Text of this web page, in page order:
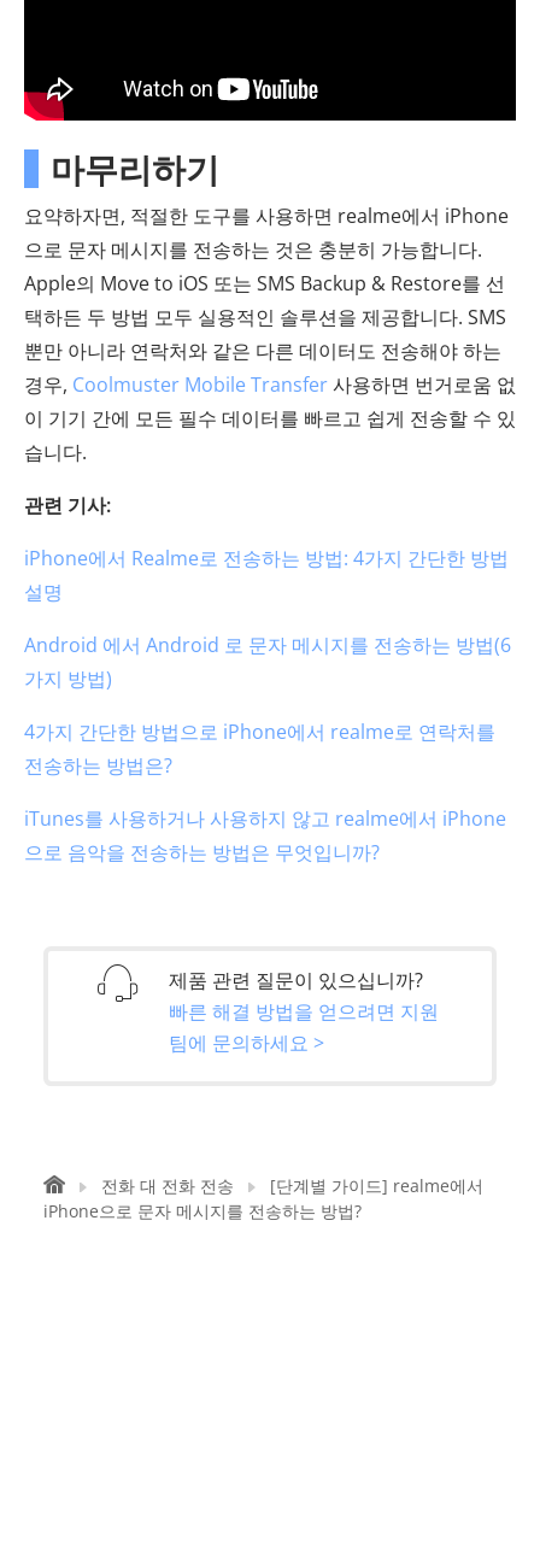
마무리하기
요약하자면, 적절한 도구를 사용하면 realme에서 iPhone
으로 문자 메시지를 전송하는 것은 충분히 가능합니다.
Apple의 Move to iOS 또는 SMS Backup & Restore를 선
택하든 두 방법 모두 실용적인 솔루션을 제공합니다. SMS
뿐만 아니라 연락처와 같은 다른 데이터도 전송해야 하는
경우, Coolmuster Mobile Transfer사용하면 번거로움 없
이 기기 간에 모든 필수 데이터를 빠르고 쉽게 전송할 수 있
습니다.
관련 기사:
iPhone에서 Realme로 전송하는 방법: 4가지 간단한 방법
설명
Android 에서 Android 로 문자 메시지를 전송하는 방법(6
가지 방법)
4가지 간단한 방법으로 iPhone에서 realme로 연락처를
전송하는 방법은?
iTunes를 사용하거나 사용하지 않고 realme에서 iPhone
으로 음악을 전송하는 방법은 무엇입니까?
제품 관련 질문이 있으십니까?
빠른 해결 방법을 얻으려면 지원
팀에 문의하세요 >
전화 대 전화 전송
[단계별 가이드] realme에서
iPhone으로 문자 메시지를 전송하는 방법?